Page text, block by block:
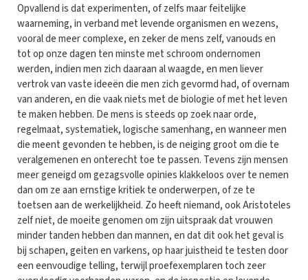
Opvallend is dat experimenten, of zelfs maar feitelijke
waarneming, in verband met levende organismen en wezens,
vooral de meer complexe, en zeker de mens zelf, vanouds en
tot op onze dagen ten minste met schroom ondernomen
werden, indien men zich daaraan al waagde, en men liever
vertrok van vaste ideeën die men zich gevormd had, of overnam
van anderen, en die vaak niets met de biologie of met het leven
te maken hebben. De mens is steeds op zoek naar orde,
regelmaat, systematiek, logische samenhang, en wanneer men
die meent gevonden te hebben, is de neiging groot om die te
veralgemenen en onterecht toe te passen. Tevens zijn mensen
meer geneigd om gezagsvolle opinies klakkeloos over te nemen
dan om ze aan ernstige kritiek te onderwerpen, of ze te
toetsen aan de werkelijkheid. Zo heeft niemand, ook Aristoteles
zelf niet, de moeite genomen om zijn uitspraak dat vrouwen
minder tanden hebben dan mannen, en dat dit ook het geval is
bij schapen, geiten en varkens, op haar juistheid te testen door
een eenvoudige telling, terwijl proefexemplaren toch zeer